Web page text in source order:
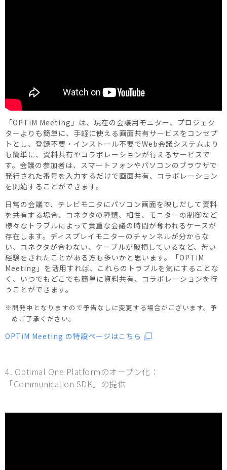
「OPTiM Meeting」は、現在の会議用モニター、プロジェク
ターよりも簡単に、手軽に使える画面共有サービスをコンセプ
トとし、登録不要・インストール不要でWeb会議システムより
も簡単に、資料共有やコラボレーションが行えるサービスで
す。会議の参加者は、スマートフォンやパソコンのブラウザで
発行された番号を入力するだけで画面共有、コラボレーション
を開始することができます。
日常の会議で、テレビモニタにパソコン画面を映しだして資料
を共有する場合、コネクタの種類、相性、モニターの制御など
様々なトラブルによって貴重な会議の時間が奪われるケースが
存在します。ディスプレイモニターのチャンネルが分からな
い、コネクタが合わない、ケーブルが破損しているなど、苦い
経験をされたことがある方も多いかと思います。「OPTiM
Meeting」を活用すれば、これらのトラブルを気にすることな
く、いつでもどこでも簡単に資料共有、コラボレーションを行
うことができます。
※開発中となりますので予告なしに変更する場合がございます。予
めご了承ください。
OPTiM Meeting の特設ページはこちら
4. Optimal One Platformのオープン化：
「Communication SDK」の提供